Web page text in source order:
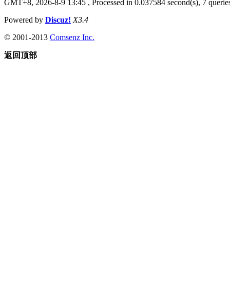
GMT+8, 2026-8-9 13:45 , Processed in 0.037584 second(s), 7
Powered by Discuz! X3.4
© 2001-2013 Comsenz Inc.
返回顶部